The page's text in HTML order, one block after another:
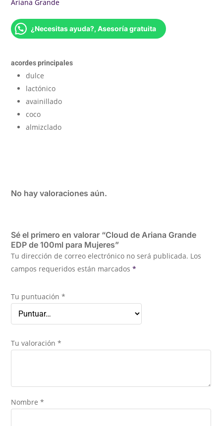
Ariana Grande
¿Necesitas ayuda?, Asesoría gratuita
acordes principales
dulce
lactónico
avainillado
coco
almizclado
No hay valoraciones aún.
Sé el primero en valorar “Cloud de Ariana Grande
EDP de 100ml para Mujeres”
Tu dirección de correo electrónico no será publicada. Los
campos requeridos están marcados*
Tu puntuación*
Tu valoración*
Nombre*